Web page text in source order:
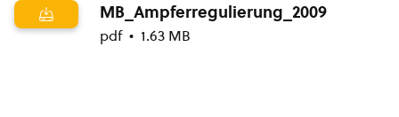
MB_Ampferregulierung_2009
pdf 1.63 MB